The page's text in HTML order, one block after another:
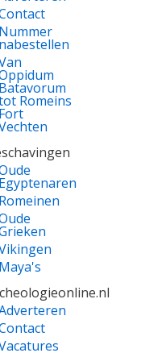
Nummer
nabestellen
Batavorum
Romeins
Fort
Egyptenaren
Romeinen
Maya's